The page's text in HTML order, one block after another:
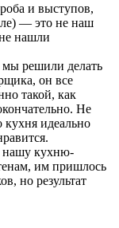
и выступов,
— это не наш
нашли
мы решили делать
он все
такой, как
Не
идеально
нашу кухню-
им пришлось
но результат